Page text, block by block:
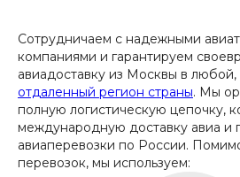
Сотрудничаем с надежными
компаниями и гарантируем
авиадоставку из Москвы в
отдаленный регион страны. Мы
полную логистическую цепочку,
международную доставку авиа и
авиаперевозки по России.
перевозок, мы используем: